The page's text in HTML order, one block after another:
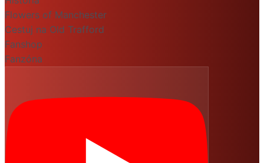
Flowers of Manchester
Cestuj na Old Trafford
Fanshop
Fanzóna